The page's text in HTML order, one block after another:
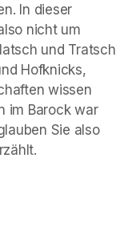
In dieser
nicht um
und Tratsch
Hofknicks,
wissen
im Barock war
Sie also